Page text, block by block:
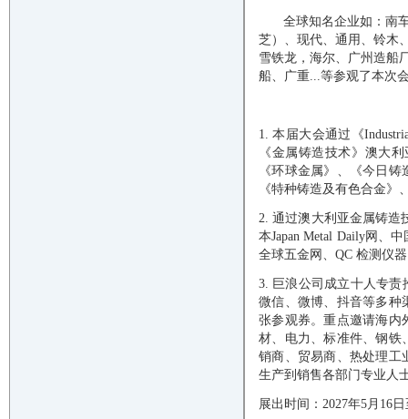
全球知名企业如：南
芝）、现代、通用、铃木
雪铁龙，海尔、广州造船
船、广重...等参观了本次
1.本届大会通过《
《金属铸造技术》澳大
《环球金属》、《今日
《特种铸造及有色合金
2. 通过澳大利亚金属铸造
本Japan Metal Daily网、中
全球五金网、 QC 检测仪
3. 巨浪公司成立十人专
微信、微博、抖音等多种
张参观券。重点邀请海内
材、电力、标准件、钢铁
销商、贸易商、热处理工
生产到销售各部门专业人
展出时间： 2027年5月16日